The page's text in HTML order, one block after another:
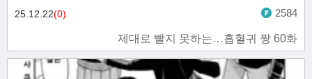
제대로 빨지 못하는…흡혈귀 짱 60화
25.12.22(0) 2584